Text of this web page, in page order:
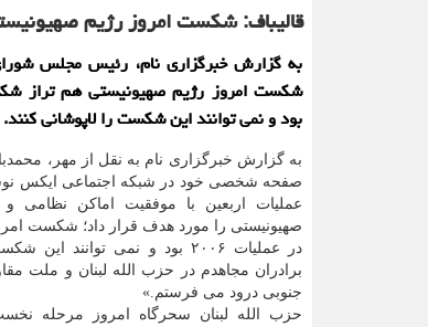
قالیباف: شکست امروز رژیم صهیونیستی
به گزارش خبرگزاری نام، رئیس مجلس
بود و نمی توانند این شکست را لاپوشانی کنند.
به گزارش خبرگزاری نام به نقل از مهر،
صفحه شخصی خود در شبکه اجتماعی ایکس
عملیات اربعین با موفقیت اماکن نظامی
صهیونیستی را مورد هدف قرار داد؛ شکست
در عملیات ۲۰۰۶ بود و نمی توانند
برادران مجاهدم در حزب الله لبنان و ملت
جنوبی درود می فرستم.»
حزب الله لبنان سحرگاه امروز مرحله